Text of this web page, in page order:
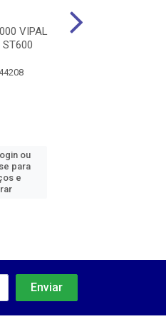
VIPAL
ou
para
e